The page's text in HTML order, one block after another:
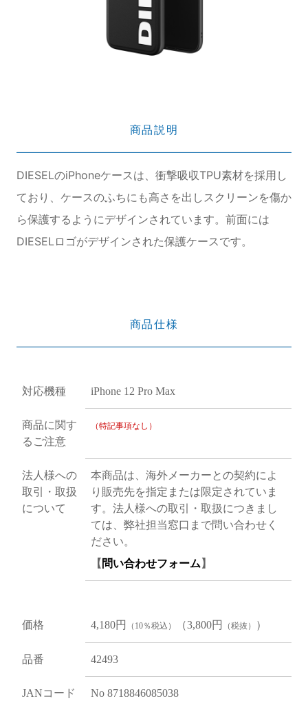
商品説明
DIESELのiPhoneケースは、衝撃吸収TPU素材を採用し
ており、ケースのふちにも高さを出しスクリーンを傷か
ら保護するようにデザインされています。前面には
DIESELロゴがデザインされた保護ケースです。
商品仕様
対応機種 iPhone 12 Pro Max
商品に関す
るご注意
（特記事項なし）
法人様への
取引・取扱
について
本商品は、海外メーカーとの契約によ
り販売先を指定または限定されていま
す。法人様への取引・取扱につきまし
ては、弊社担当窓口まで問い合わせく
ださい。
【 問い合わせフォーム 】
価格 4,180円 （10％税込） （3,800円 （税抜） ）
品番 42493
JANコード No 8718846085038